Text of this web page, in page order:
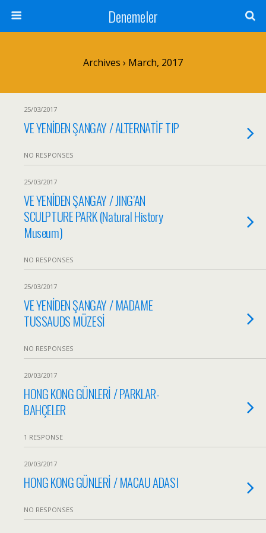
Denemeler
Archives › March, 2017
25/03/2017
VE YENİDEN ŞANGAY / ALTERNATİF TIP
NO RESPONSES
25/03/2017
VE YENİDEN ŞANGAY / JING’AN
SCULPTURE PARK (Natural History
Museum)
NO RESPONSES
25/03/2017
VE YENİDEN ŞANGAY / MADAME
TUSSAUDS MÜZESİ
NO RESPONSES
20/03/2017
HONG KONG GÜNLERİ / PARKLAR-
BAHÇELER
1 RESPONSE
20/03/2017
HONG KONG GÜNLERİ / MACAU ADASI
NO RESPONSES